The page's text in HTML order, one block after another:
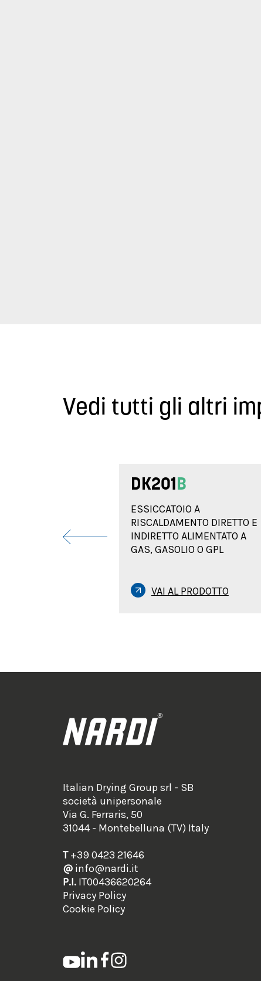
Vedi tutti gli altri
DK201B
ESSICCATOIO A
RISCALDAMENTO DIRETTO E
INDIRETTO ALIMENTATO A
GAS, GASOLIO O GPL
VAI AL PRODOTTO
Italian Drying Group srl - SB
società unipersonale
Via G. Ferraris, 50
31044 - Montebelluna (TV) Italy
T+39 0423 21646
@ info@nardi.it
P.I. IT00436620264
Privacy Policy
Cookie Policy